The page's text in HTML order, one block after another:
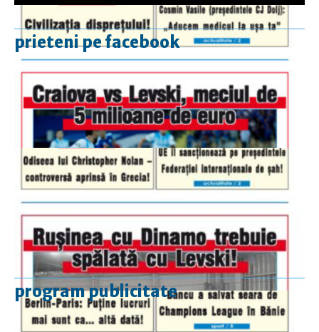
prieteni pe facebook
program publicitate